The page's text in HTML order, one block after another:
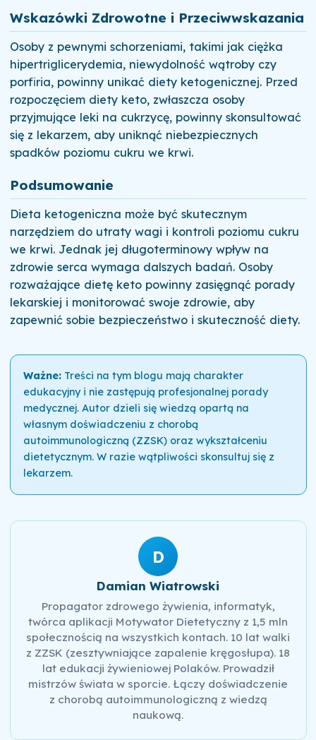
Wskazówki Zdrowotne i Przeciwwskazania
Osoby z pewnymi schorzeniami, takimi jak ciężka
hipertriglicerydemia, niewydolność wątroby czy
porfiria, powinny unikać diety ketogenicznej. Przed
rozpoczęciem diety keto, zwłaszcza osoby
przyjmujące leki na cukrzycę, powinny skonsultować
się z lekarzem, aby uniknąć niebezpiecznych
spadków poziomu cukru we krwi.
Podsumowanie
Dieta ketogeniczna może być skutecznym
narzędziem do utraty wagi i kontroli poziomu cukru
we krwi. Jednak jej długoterminowy wpływ na
zdrowie serca wymaga dalszych badań. Osoby
rozważające dietę keto powinny zasięgnąć porady
lekarskiej i monitorować swoje zdrowie, aby
zapewnić sobie bezpieczeństwo i skuteczność diety.
Ważne:Treści na tym blogu mają charakter
edukacyjny i nie zastępują profesjonalnej porady
medycznej. Autor dzieli się wiedzą opartą na
własnym doświadczeniu z chorobą
autoimmunologiczną (ZZSK) oraz wykształceniu
dietetycznym. W razie wątpliwości skonsultuj się z
lekarzem.
D
Damian Wiatrowski
Propagator zdrowego żywienia, informatyk,
twórca aplikacji Motywator Dietetyczny z 1,5 mln
społecznością na wszystkich kontach. 10 lat walki
z ZZSK (zesztywniające zapalenie kręgosłupa). 18
lat edukacji żywieniowej Polaków. Prowadził
mistrzów świata w sporcie. Łączy doświadczenie
z chorobą autoimmunologiczną z wiedzą
naukową.